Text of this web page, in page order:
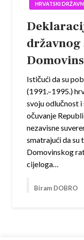
HRVATSKI
državnog
Ističući da su
(1991.–1995.)
svoju odlučnost i
očuva­nje
nezavisne
smatrajući da su
Domovinskog
cijeloga…
Biram DOBRO